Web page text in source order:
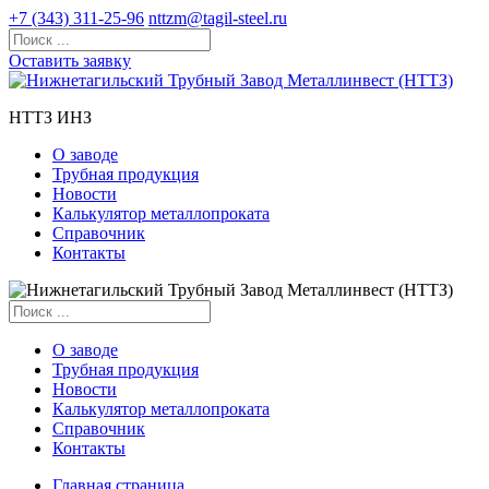
+7 (343) 311-25-96 nttzm@tagil-steel.ru
Оставить заявку
НТТЗ ИНЗ
О заводе
Трубная продукция
Новости
Калькулятор металлопроката
Справочник
Контакты
О заводе
Трубная продукция
Новости
Калькулятор металлопроката
Справочник
Контакты
Главная страница